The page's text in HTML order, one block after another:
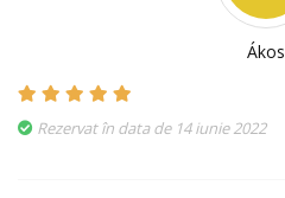
Ákos
Rezervat în data de 14 iunie 2022